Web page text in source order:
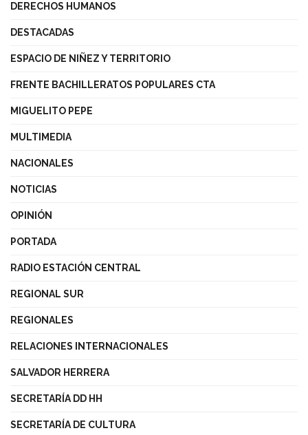
DERECHOS HUMANOS
DESTACADAS
ESPACIO DE NIÑEZ Y TERRITORIO
FRENTE BACHILLERATOS POPULARES CTA
MIGUELITO PEPE
MULTIMEDIA
NACIONALES
NOTICIAS
OPINIÓN
PORTADA
RADIO ESTACIÓN CENTRAL
REGIONAL SUR
REGIONALES
RELACIONES INTERNACIONALES
SALVADOR HERRERA
SECRETARÍA DD HH
SECRETARÍA DE CULTURA